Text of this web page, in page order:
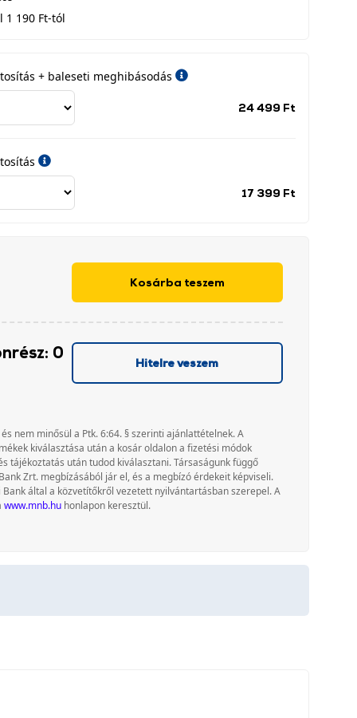
190 Ft-tól
+ baleseti meghibásodás
időszak
24 499 Ft
időszak
17 399 Ft
Kosárba teszem
0
Hitelre veszem
nem minősül a Ptk. 6:64. § szerinti ajánlattételnek. A
kiválasztása után a kosár oldalon a fizetési módok
tájékoztatás után tudod kiválasztani. Társaságunk függő
Zrt. megbízásából jár el, és a megbízó érdekeit képviseli.
által a közvetítőkről vezetett nyilvántartásban szerepel. A
www.mnb.hu honlapon keresztül.